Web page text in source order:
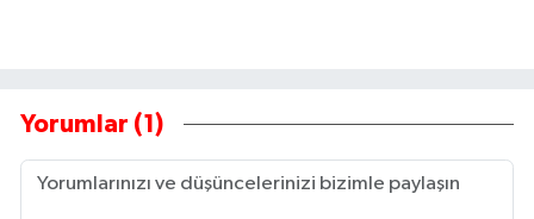
Yorumlar (1)